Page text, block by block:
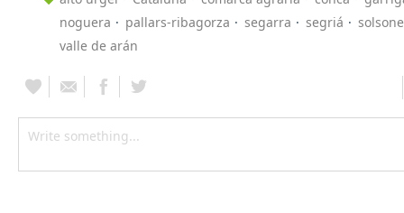
noguera
pallars-ribagorza segarra segriá
valle de arán